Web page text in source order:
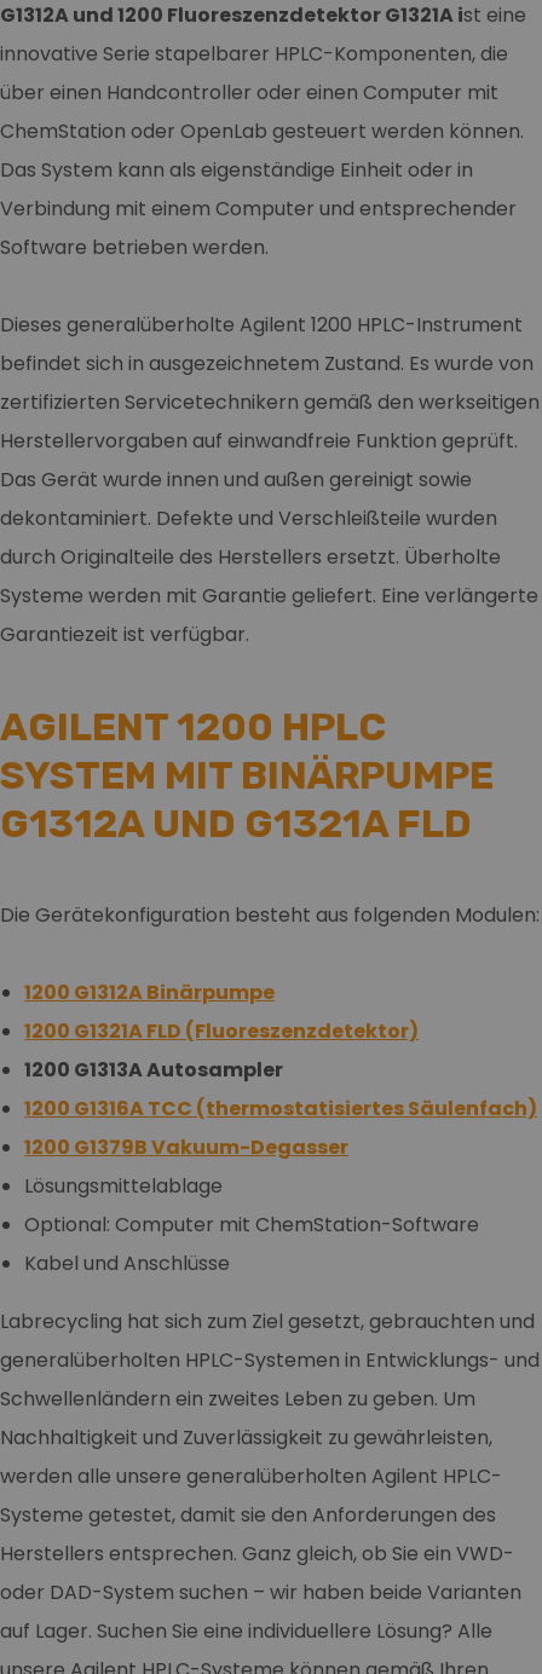
G1312A und 1200 Fluoreszenzdetektor G1321A ist eine
innovative Serie stapelbarer HPLC-Komponenten, die
über einen Handcontroller oder einen Computer mit
ChemStation oder OpenLab gesteuert werden können.
Das System kann als eigenständige Einheit oder in
Verbindung mit einem Computer und entsprechender
Software betrieben werden.
Dieses generalüberholte Agilent 1200 HPLC-Instrument
befindet sich in ausgezeichnetem Zustand. Es wurde von
zertifizierten Servicetechnikern gemäß den werkseitigen
Herstellervorgaben auf einwandfreie Funktion geprüft.
Das Gerät wurde innen und außen gereinigt sowie
dekontaminiert. Defekte und Verschleißteile wurden
durch Originalteile des Herstellers ersetzt. Überholte
Systeme werden mit Garantie geliefert. Eine verlängerte
Garantiezeit ist verfügbar.
AGILENT 1200 HPLC
SYSTEM MIT BINÄRPUMPE
G1312A UND G1321A FLD
Die Gerätekonfiguration besteht aus folgenden Modulen:
1200 G1312A Binärpumpe
1200 G1321A FLD (Fluoreszenzdetektor)
1200 G1313A Autosampler
1200 G1316A TCC (thermostatisiertes Säulenfach)
1200 G1379B Vakuum-Degasser
Lösungsmittelablage
Optional: Computer mit ChemStation-Software
Kabel und Anschlüsse
Labrecycling hat sich zum Ziel gesetzt, gebrauchten und
generalüberholten HPLC-Systemen in Entwicklungs- und
Schwellenländern ein zweites Leben zu geben. Um
Nachhaltigkeit und Zuverlässigkeit zu gewährleisten,
werden alle unsere generalüberholten Agilent HPLC-
Systeme getestet, damit sie den Anforderungen des
Herstellers entsprechen. Ganz gleich, ob Sie ein VWD-
oder DAD-System suchen – wir haben beide Varianten
auf Lager. Suchen Sie eine individuellere Lösung? Alle